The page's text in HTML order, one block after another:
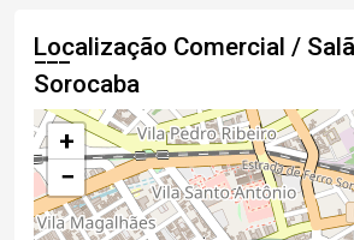
Localização Comercial /
Sorocaba
+
−